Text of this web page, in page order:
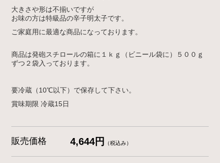
大きさや形は不揃いですが
お味の方は特級品の辛子明太子です。
ご家庭用に最適な商品になっております。
商品は発砲スチロールの箱に１ｋｇ
（ビニール袋に）５００ｇ
ずつ２袋入っております。
要冷蔵（10℃以下）で保存して下さい。
賞味期限 冷蔵15日
販売価格 4,644円 （税込み）